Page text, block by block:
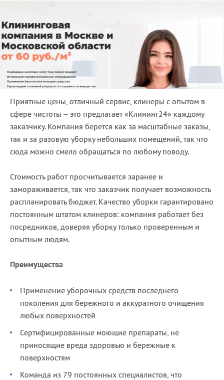
Приятные цены, отличный сервис, клинеры с опытом в
сфере чистоты – это предлагает «Клининг24» каждому
заказчику. Компания берется как за масштабные заказы,
так и за разовую уборку небольших помещений, так что
сюда можно смело обращаться по любому поводу.
Стоимость работ просчитывается заранее и
замораживается, так что заказчик получает возможность
распланировать бюджет. Качество уборки гарантировано
постоянным штатом клинеров: компания работает без
посредников, доверяя уборку только проверенным и
опытным людям.
Преимущества
Применение уборочных средств последнего
поколения для бережного и аккуратного очищения
любых поверхностей
Сертифицированные моющие препараты, не
приносящие вреда здоровью и бережные к
поверхностям
Команда из 79 постоянных специалистов, что